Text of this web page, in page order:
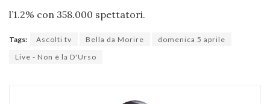
l’1.2% con 358.000 spettatori.
Tags: Ascolti tv Bella da Morire
domenica 5 aprile
Live - Non è la D'Urso